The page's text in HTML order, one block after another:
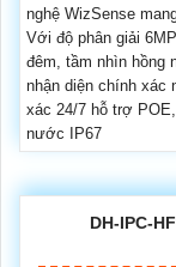
nghệ WizSense
Với độ phân giải
đêm, tầm nhìn hồng
nhận diện chính xác
xác 24/7 hỗ trợ
nước IP67
DH-IPC-